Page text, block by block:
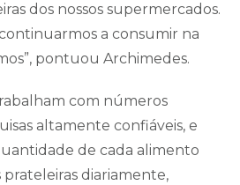
dos nossos supermercados.
a consumir na
pontuou Archimedes.
com números
altamente confiáveis, e
de cada alimento
diariamente,